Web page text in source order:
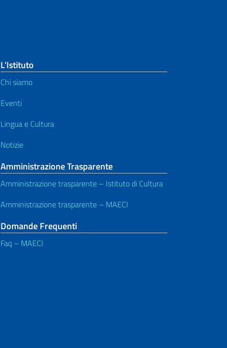
L’Istituto
Chi siamo
Eventi
Lingua e Cultura
Notizie
Amministrazione Trasparente
Amministrazione trasparente – Istituto di Cultura
Amministrazione trasparente – MAECI
Domande Frequenti
Faq – MAECI